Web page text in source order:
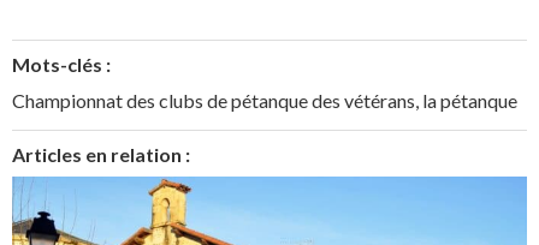
Mots-clés :
Championnat des clubs de pétanque des vétérans la pétanque
Articles en relation :